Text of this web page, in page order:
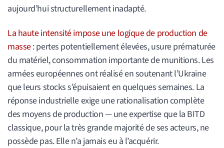
aujourd’hui structurellement inadapté.
La haute intensité impose une logique de production de
masse: pertes potentiellement élevées, usure prématurée
du matériel, consommation importante de munitions. Les
armées européennes ont réalisé en soutenant l’Ukraine
que leurs stocks s’épuisaient en quelques semaines. La
réponse industrielle exige une rationalisation complète
des moyens de production — une expertise que la BITD
classique, pour la très grande majorité de ses acteurs, ne
possède pas. Elle n’a jamais eu à l’acquérir.